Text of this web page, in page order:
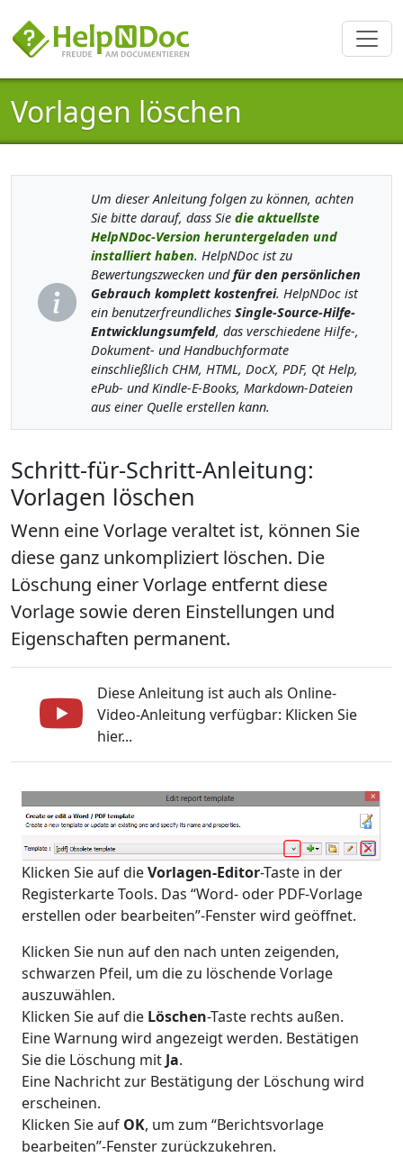
Vorlagen löschen
Um dieser Anleitung folgen zu können, achten
Sie bitte darauf, dass Sie die aktuellste
HelpNDoc-Version heruntergeladen und
installiert haben. HelpNDoc ist zu
Bewertungszwecken undfür den persönlichen
Gebrauch komplett kostenfrei. HelpNDoc ist
ein benutzerfreundliches Single-Source-Hilfe-
Entwicklungsumfeld, das verschiedene Hilfe-,
Dokument- und Handbuchformate
einschließlich CHM, HTML, DocX, PDF, Qt Help,
ePub- und Kindle-E-Books, Markdown-Dateien
aus einer Quelle erstellen kann.
Schritt-für-Schritt-Anleitung:
Vorlagen löschen
Wenn eine Vorlage veraltet ist, können Sie
diese ganz unkompliziert löschen. Die
Löschung einer Vorlage entfernt diese
Vorlage sowie deren Einstellungen und
Eigenschaften permanent.
Diese Anleitung ist auch als Online-
Video-Anleitung verfügbar: Klicken Sie
hier...
Klicken Sie auf dieVorlagen-Editor-Taste in der
Registerkarte Tools. Das “Word- oder PDF-Vorlage
erstellen oder bearbeiten”-Fenster wird geöffnet.
Klicken Sie nun auf den nach unten zeigenden,
schwarzen Pfeil, um die zu löschende Vorlage
auszuwählen.
Klicken Sie auf die Löschen-Taste rechts außen.
Eine Warnung wird angezeigt werden. Bestätigen
Sie die Löschung mit Ja.
Eine Nachricht zur Bestätigung der Löschung wird
erscheinen.
Klicken Sie auf OK, um zum “Berichtsvorlage
bearbeiten”-Fenster zurückzukehren.